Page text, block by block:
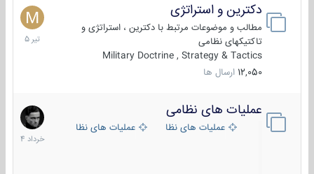
دکترین و استراتژی
مطالب و موضوعات مرتبط با دکترین ، استراتژی و
تاکتیکهای نظامی
Military Doctrine , Strategy & Tactics
12,050 ارسال ها
27
تیر
1405
عملیات های نظامی
عملیات های نظامی ایرانعملیات های نظامی خارجی
5
خرداد
1404